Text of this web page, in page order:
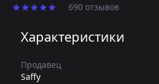
690 отзывов
Характеристики
Продавец
Saffy